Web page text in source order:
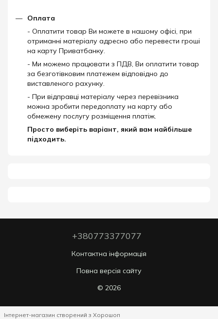
Оплата
- Оплатити товар Ви можете в нашому офісі, при
отриманні матеріалу адресно або перевести гроші
на карту Приватбанку.
- Ми можемо працювати з ПДВ, Ви оплатити товар
за безготівковим платежем відповідно до
виставленого рахунку.
- При відправці матеріалу через перевізника
можна зробити передоплату на карту або
обмежену послугу розміщення платіж.
Просто виберіть варіант, який вам найбільше
підходить.
+380773377077
Контактна інформація
Повна версія сайту
© 2026
Інтернет-магазин створений з Хорошоп